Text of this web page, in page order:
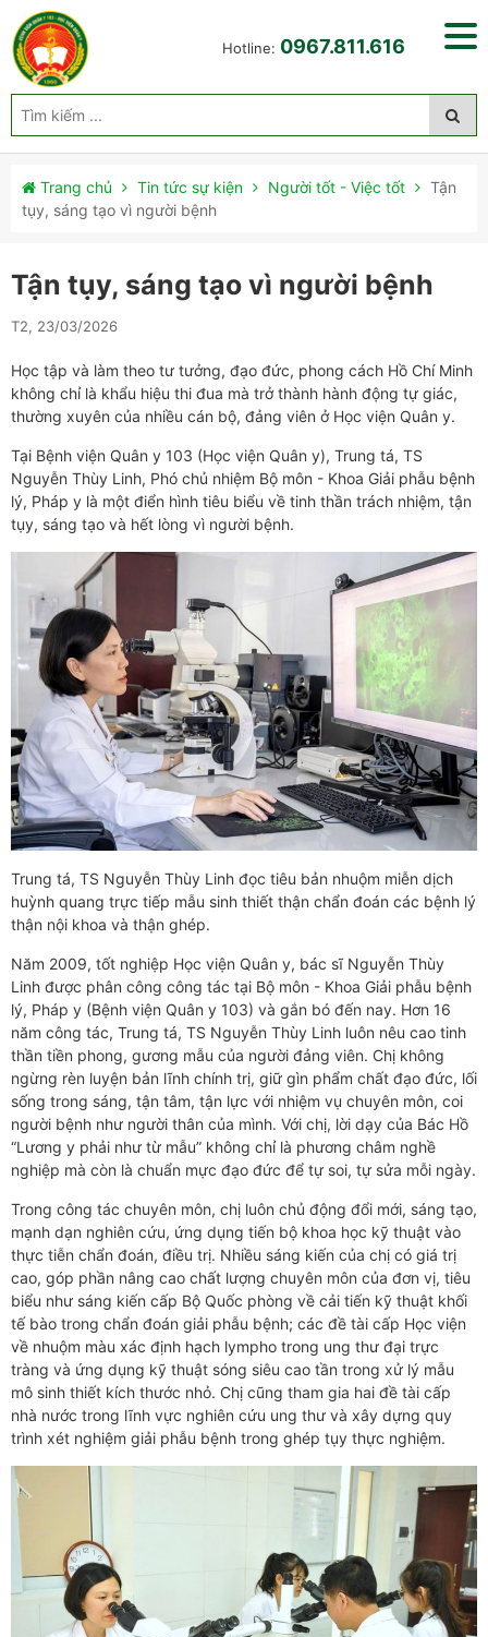
Hotline: 0967.811.616
Trang chủ Tin tức sự kiện Người tốt - Việc tốt
Tận
tụy, sáng tạo vì người bệnh
Tận tụy, sáng tạo vì người bệnh
T2, 23/03/2026
Học tập và làm theo tư tưởng, đạo đức, phong cách Hồ Chí Minh
không chỉ là khẩu hiệu thi đua mà trở thành hành động tự giác,
thường xuyên của nhiều cán bộ, đảng viên ở Học viện Quân y.
Tại Bệnh viện Quân y 103 (Học viện Quân y), Trung tá, TS
Nguyễn Thùy Linh, Phó chủ nhiệm Bộ môn - Khoa Giải phẫu bệnh
lý, Pháp y là một điển hình tiêu biểu về tinh thần trách nhiệm, tận
tụy, sáng tạo và hết lòng vì người bệnh.
Trung tá, TS Nguyễn Thùy Linh đọc tiêu bản nhuộm miễn dịch
huỳnh quang trực tiếp mẫu sinh thiết thận chẩn đoán các bệnh lý
thận nội khoa và thận ghép.
Năm 2009, tốt nghiệp Học viện Quân y, bác sĩ Nguyễn Thùy
Linh được phân công công tác tại Bộ môn - Khoa Giải phẫu bệnh
lý, Pháp y (Bệnh viện Quân y 103) và gắn bó đến nay. Hơn 16
năm công tác, Trung tá, TS Nguyễn Thùy Linh luôn nêu cao tinh
thần tiền phong, gương mẫu của người đảng viên. Chị không
ngừng rèn luyện bản lĩnh chính trị, giữ gìn phẩm chất đạo đức, lối
sống trong sáng, tận tâm, tận lực với nhiệm vụ chuyên môn, coi
người bệnh như người thân của mình. Với chị, lời dạy của Bác Hồ
“Lương y phải như từ mẫu” không chỉ là phương châm nghề
nghiệp mà còn là chuẩn mực đạo đức để tự soi, tự sửa mỗi ngày.
Trong công tác chuyên môn, chị luôn chủ động đổi mới, sáng tạo,
mạnh dạn nghiên cứu, ứng dụng tiến bộ khoa học kỹ thuật vào
thực tiễn chẩn đoán, điều trị. Nhiều sáng kiến của chị có giá trị
cao, góp phần nâng cao chất lượng chuyên môn của đơn vị, tiêu
biểu như sáng kiến cấp Bộ Quốc phòng về cải tiến kỹ thuật khối
tế bào trong chẩn đoán giải phẫu bệnh; các đề tài cấp Học viện
về nhuộm màu xác định hạch lympho trong ung thư đại trực
tràng và ứng dụng kỹ thuật sóng siêu cao tần trong xử lý mẫu
mô sinh thiết kích thước nhỏ. Chị cũng tham gia hai đề tài cấp
nhà nước trong lĩnh vực nghiên cứu ung thư và xây dựng quy
trình xét nghiệm giải phẫu bệnh trong ghép tụy thực nghiệm.